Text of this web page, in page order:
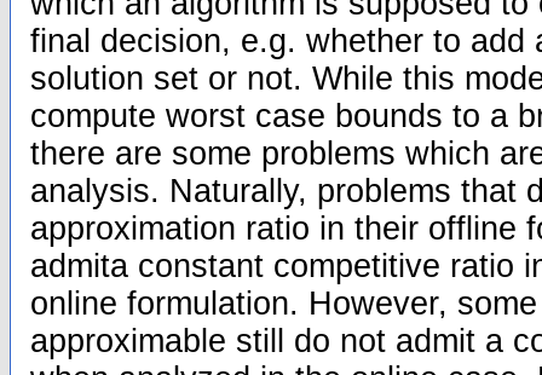
final decision, e.g. whether to add
solution set or not. While this
compute worst case bounds to a
there are some problems which
analysis. Naturally, problems that
approximation ratio in their offline
admita constant competitive ratio
online formulation. However,
approximable still do not admit a